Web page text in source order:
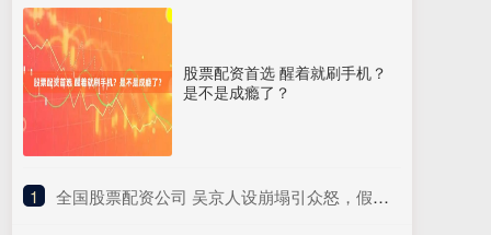
股票配资首选 醒着就刷手机？
是不是成瘾了？
1 ​全国股票配资公司 吴京人设崩塌引众怒，假爱国标签被揭，昔日硬汉形象成笑柄